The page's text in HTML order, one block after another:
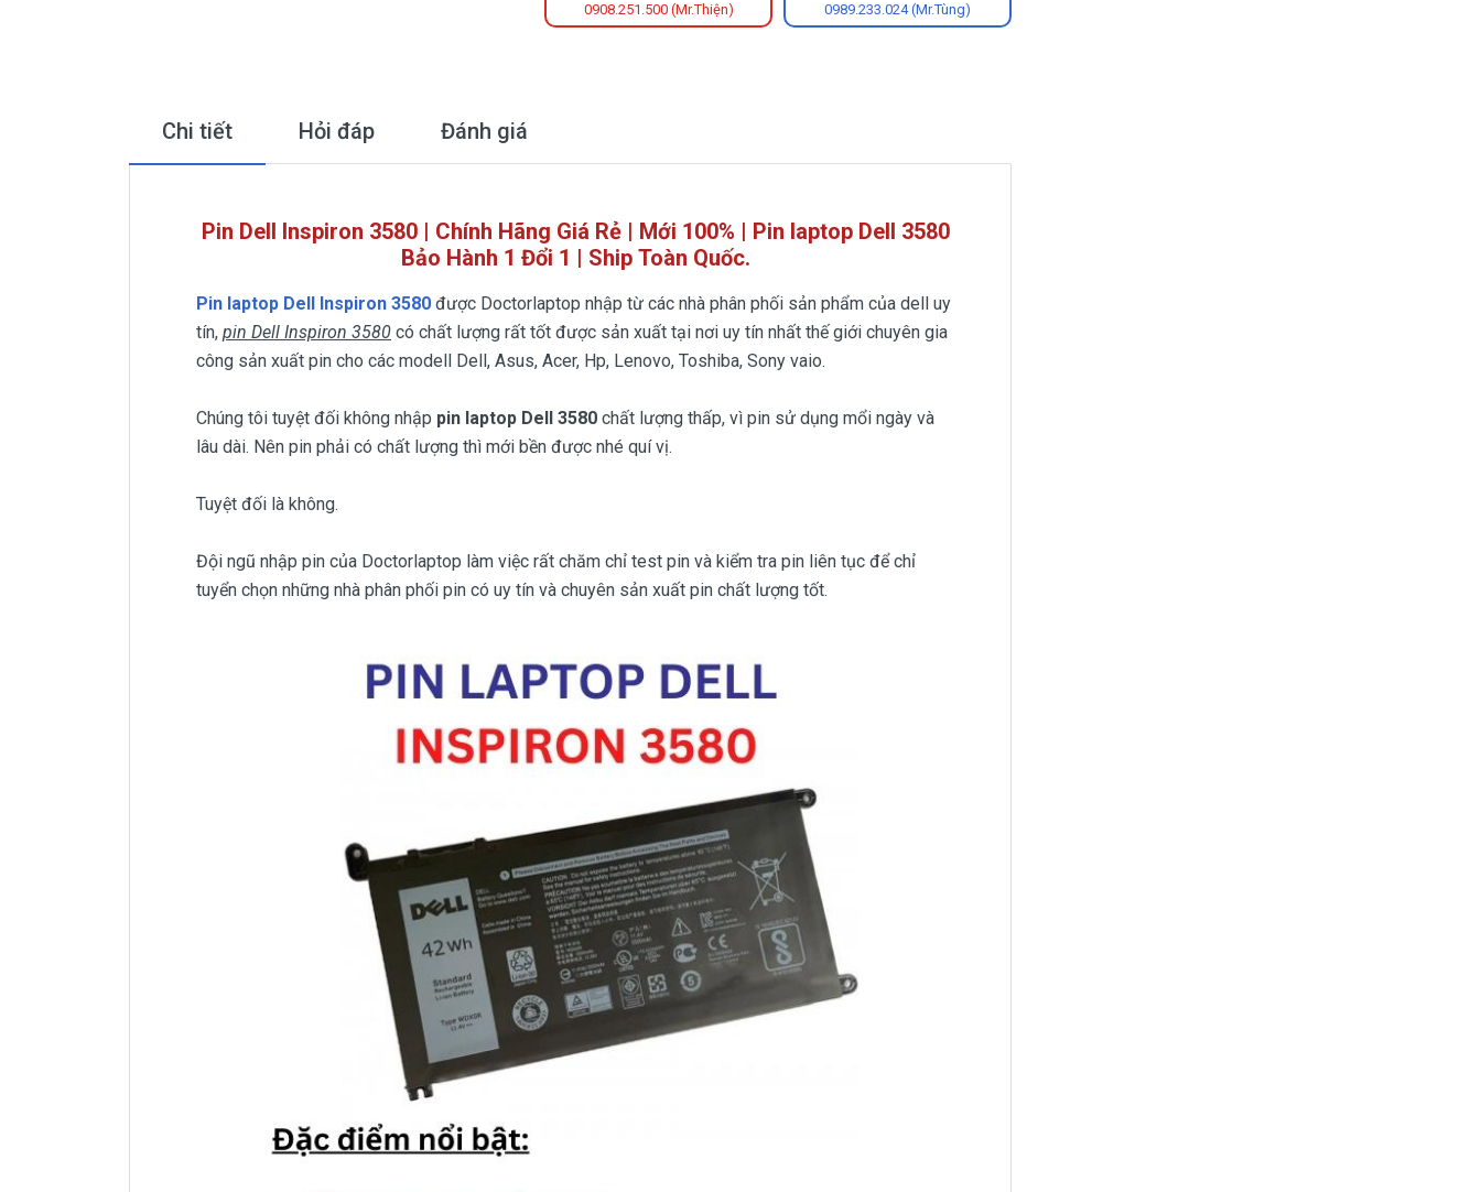
0908.251.500 (Mr.Thiện) 0989.233.024 (Mr.Tùng)
Chi tiết Hỏi đáp Đánh giá
Pin Dell Inspiron 3580 | Chính Hãng Giá Rẻ | Mới 100% | Pin laptop Dell 3580
Bảo Hành 1 Đổi 1 | Ship Toàn Quốc.
Pin laptop Dell Inspiron 3580 được Doctorlaptop nhập từ các nhà phân phối sản phẩm của dell uy
tín, pin Dell Inspiron 3580 có chất lượng rất tốt được sản xuất tại nơi uy tín nhất thế giới chuyên gia
công sản xuất pin cho các modell Dell, Asus, Acer, Hp, Lenovo, Toshiba, Sony vaio.
Chúng tôi tuyệt đối không nhập pin laptop Dell 3580 chất lượng thấp, vì pin sử dụng mổi ngày và
lâu dài. Nên pin phải có chất lượng thì mới bền được nhé quí vị.
Tuyệt đối là không.
Đội ngũ nhập pin của Doctorlaptop làm việc rất chăm chỉ test pin và kiểm tra pin liên tục để chỉ
tuyển chọn những nhà phân phối pin có uy tín và chuyên sản xuất pin chất lượng tốt.